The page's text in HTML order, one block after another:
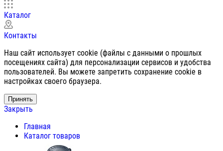
Каталог
Контакты
Наш сайт использует cookie (файлы с данными о прошлых
посещениях сайта) для персонализации сервисов и удобства
пользователей. Вы можете запретить сохранение cookie в
настройках своего браузера.
Принять
Закрыть
Главная
Каталог товаров